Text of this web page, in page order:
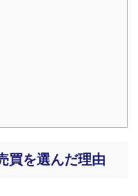
買を選んだ理由